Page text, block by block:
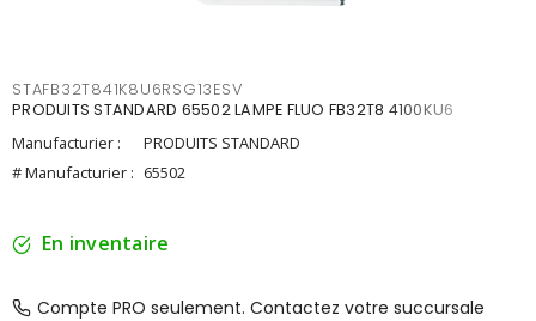
STAFB32T841K8U6RSG13ESV
PRODUITS STANDARD 65502 LAMPE FLUO FB32T8 4100KU6
Manufacturier :
PRODUITS STANDARD
# Manufacturier : 65502
En inventaire
Compte PRO seulement. Contactez votre succursale